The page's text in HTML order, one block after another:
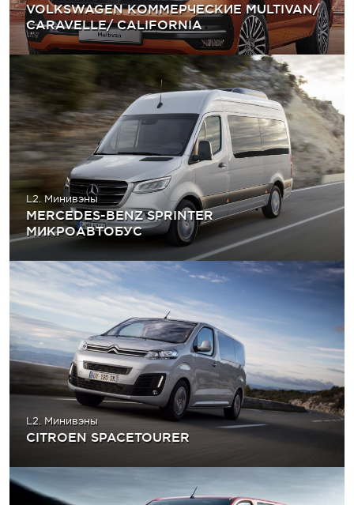
VOLKSWAGEN КОММЕРЧЕСКИЕ MULTIVAN/
CARAVELLE/ CALIFORNIA
L2. Минивэны
MERCEDES-BENZ SPRINTER
МИКРОАВТОБУС
L2. Минивэны
CITROEN SPACETOURER